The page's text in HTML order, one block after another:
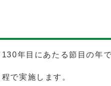
年目にあたる節目の年で
で実施します。